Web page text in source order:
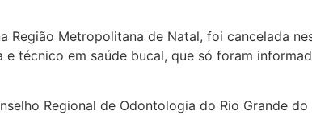
Região Metropolitana de Natal, foi cancelada
técnico em saúde bucal, que só foram
Regional de Odontologia do Rio Grande